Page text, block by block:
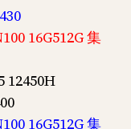
16G512G 集
12450H
16G512G 集